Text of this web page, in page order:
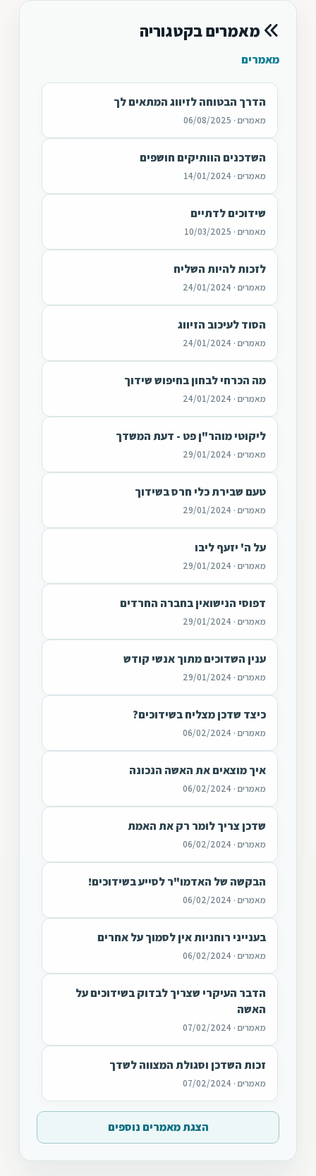
מאמרים בקטגוריה
מאמרים
הדרך הבטוחה לזיווג המתאים לך
מאמרים · 06/08/2025
השדכנים הוותיקים חושפים
מאמרים · 14/01/2024
שידוכים לדתיים
מאמרים · 10/03/2025
לזכות להיות השליח
מאמרים · 24/01/2024
הסוד לעיכוב הזיווג
מאמרים · 24/01/2024
מה הכרחי לבחון בחיפוש שידוך
מאמרים · 24/01/2024
ליקוטי מוהר"ן פט - דעת המשדך
מאמרים · 29/01/2024
טעם שבירת כלי חרס בשידוך
מאמרים · 29/01/2024
על ה' יזעף ליבו
מאמרים · 29/01/2024
דפוסי הנישואין בחברה החרדים
מאמרים · 29/01/2024
ענין השדוכים מתוך אנשי קודש
מאמרים · 29/01/2024
כיצד שדכן מצליח בשידוכים?
מאמרים · 06/02/2024
איך מוצאים את האשה הנכונה
מאמרים · 06/02/2024
שדכן צריך לומר רק את האמת
מאמרים · 06/02/2024
הבקשה של האדמו"ר לסייע בשידוכים!
מאמרים · 06/02/2024
בענייני רוחניות אין לסמוך על אחרים
מאמרים · 06/02/2024
הדבר העיקרי שצריך לבדוק בשידוכים על
האשה
מאמרים · 07/02/2024
זכות השדכן וסגולת המצווה לשדך
מאמרים · 07/02/2024
הצגת מאמרים נוספים